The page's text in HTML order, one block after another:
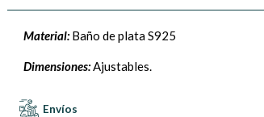
Material:Baño de plata S925
Dimensiones:Ajustables.
Envíos